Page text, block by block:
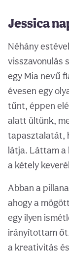
Jessica
Néhány
visszavonulás
egy Mia nevű
évesen egy
tűnt, éppen
alatt ültünk,
tapasztalatát,
látja. Láttam a
a kétely
Abban a
ahogy a
egy ilyen
irányítottam
a kreativitás